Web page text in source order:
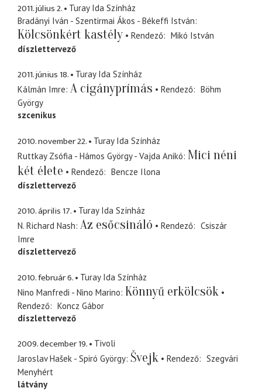
2011. július 2.
Turay Ida Színház
Bradányi Iván - Szentirmai Ákos - Békeffi István
Kölcsönkért kastély Rendező
Mikó István
díszlettervező
2011. június 18.
Turay Ida Színház
Kálmán Imre A cigányprímás Rendező
Böhm
György
szcenikus
2010. november 22.
Turay Ida Színház
Ruttkay Zsófia - Hámos György - Vajda Anikó Mici néni
két élete
Rendező
Bencze Ilona
díszlettervező
2010. április 17.
Turay Ida Színház
N. Richard Nash Az esőcsináló Rendező
Csiszár
Imre
díszlettervező
2010. február 6.
Turay Ida Színház
Nino Manfredi - Nino Marino Könnyű erkölcsök
Rendező
Koncz Gábor
díszlettervező
2009. december 19.
Tivoli
Jaroslav Hašek - Spiró György Švejk Rendező
Szegvári
Menyhért
látvány